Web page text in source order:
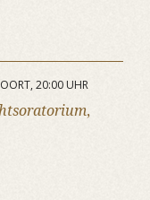
20:00 UHR
,